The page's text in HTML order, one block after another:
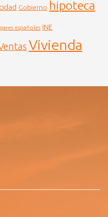
Gobierno hipoteca
españoles INE
Vivienda